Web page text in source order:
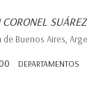
SUÁREZ
DEPARTAMENTOS